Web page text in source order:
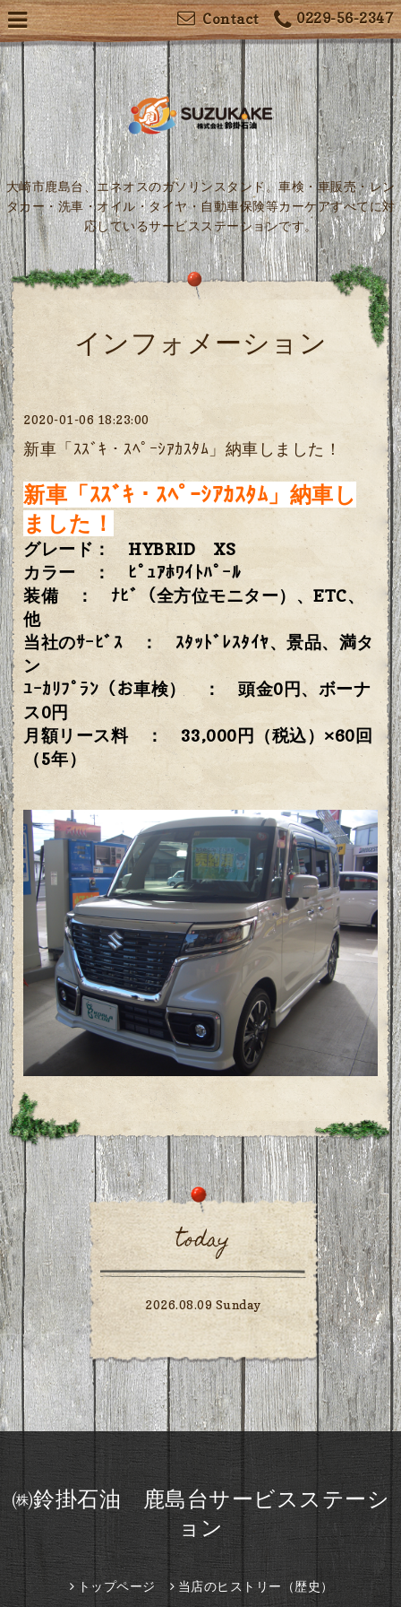
0229-56-2347
Contact
大崎市鹿島台、エネオスのガソリンスタンド。車検・車販売・レン
タカー・洗車・オイル・タイヤ・自動車保険等カーケアすべてに対
応しているサービスステーションです。
インフォメーション
2020-01-06 18:23:00
新車「ｽｽﾞｷ・ｽﾍﾟｰｼｱｶｽﾀﾑ」納車しました！
新車「ｽｽﾞｷ・ｽﾍﾟｰｼｱｶｽﾀﾑ」納車し
ました！
グレード： HYBRID XS
カラー ： ﾋﾟｭｱﾎﾜｲﾄﾊﾟｰﾙ
装備 ： ﾅﾋﾞ（全方位モニター）、ETC、
他
当社のｻｰﾋﾞｽ ： ｽﾀｯﾄﾞﾚｽﾀｲﾔ、景品、満タ
ン
ﾕｰｶﾘﾌﾟﾗﾝ（お車検） ： 頭金0円、ボーナ
ス0円
月額リース料 ： 33,000円（税込）×60回
（5年）
today
2026.08.09 Sunday
㈱鈴掛石油 鹿島台サービスステーシ
ョン
トップページ 当店のヒストリー（歴史）